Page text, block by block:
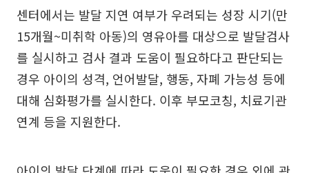
센터에서는 발달 지연 여부가 우려되는 성장 시기(만
15개월~미취학 아동)의 영유아를 대상으로 발달검사
를 실시하고 검사 결과 도움이 필요하다고 판단되는
경우 아이의 성격, 언어발달, 행동, 자폐 가능성 등에
대해 심화평가를 실시한다. 이후 부모코칭, 치료기관
연계 등을 지원한다.